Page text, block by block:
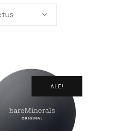
IHONHOITOTUOTTEET
YHTEYSTIEDOT
VARAA AIKA
ALE!